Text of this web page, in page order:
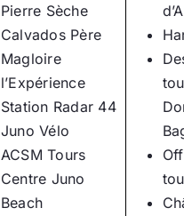
Pierre Sèche
Calvados Père
Magloire
l’Expérience
Station Radar 44
Juno Vélo
ACSM Tours
Centre Juno
Beach